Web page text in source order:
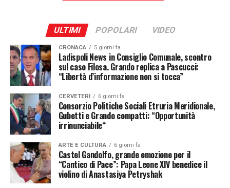
senso di responsabilità verso la conservazione e la
valorizzazione del nostro patrimonio storico e culturale.
Questo progetto rappresenta un esempio concreto di
come istruzione e cultura possano camminare insieme,
offrendo ai ragazzi non solo nozioni, ma esperienze
formative capaci di lasciare un segno profondo.
Come Assessore all’Istruzione e alla Cultura sono
particolarmente orgogliosa del successo dell’Archeobus,
che negli anni ha saputo crescere, coinvolgere sempre
più scuole e diventare un appuntamento atteso e
riconosciuto.
Un momento di profonda commozione ha caratterizzato
la conclusione del concerto“Cantico di Pace”
ULTIMI POPOLARI VIDEO
CRONACA 5 giorni fa
Ladispoli News in Consiglio Comunale, scontro
sul caso Filosa. Grando replica a Pascucci:
“Libertà d’informazione non si tocca”
CERVETERI 6 giorni fa
Consorzio Politiche Sociali Etruria Meridionale,
Gubetti e Grando compatti: “Opportunità
irrinunciabile“
ARTE E CULTURA 6 giorni fa
Castel Gandolfo, grande emozione per il
“Cantico di Pace”: Papa Leone XIV benedice il
violino di Anastasiya Petryshak